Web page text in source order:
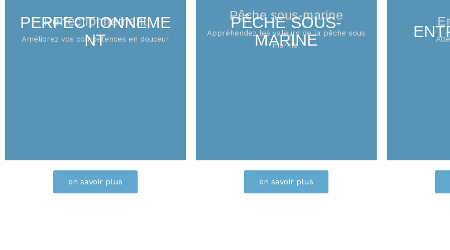
PERFECTIONNEME
NT
Perfectionnement
Améliorez vos compétences en douceur
en savoir plus
PÊCHE SOUS-
MARINE
Pêche sous-marine
Appréhendez les valeurs de la pêche sous
marine
en savoir plus